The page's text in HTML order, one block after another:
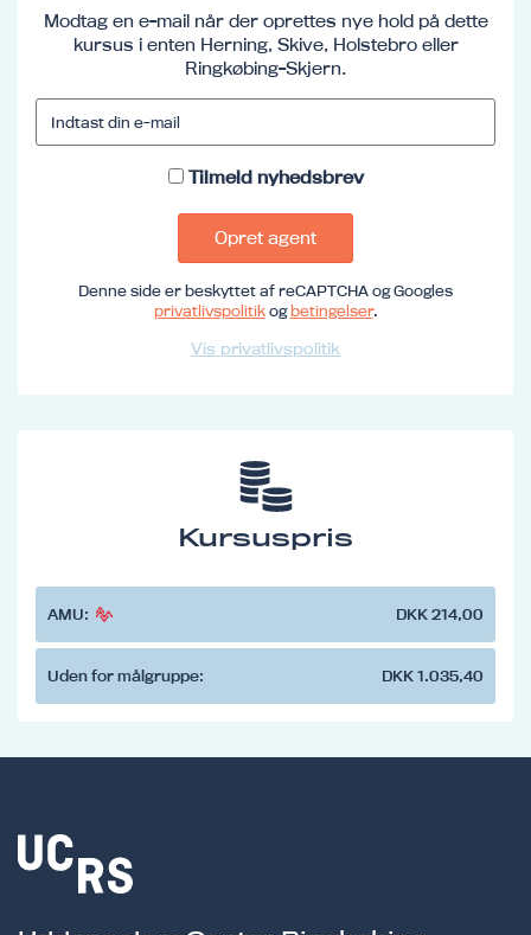
Modtag en e-mail når der oprettes nye hold på dette
kursus i enten Herning, Skive, Holstebro eller
Ringkøbing-Skjern.
Tilmeld nyhedsbrev
Opret agent
Denne side er beskyttet af reCAPTCHA og Googles
privatlivspolitikogbetingelser.
Vis privatlivspolitik
Kursuspris
AMU: DKK 214,00
Uden for målgruppe: DKK 1.035,40